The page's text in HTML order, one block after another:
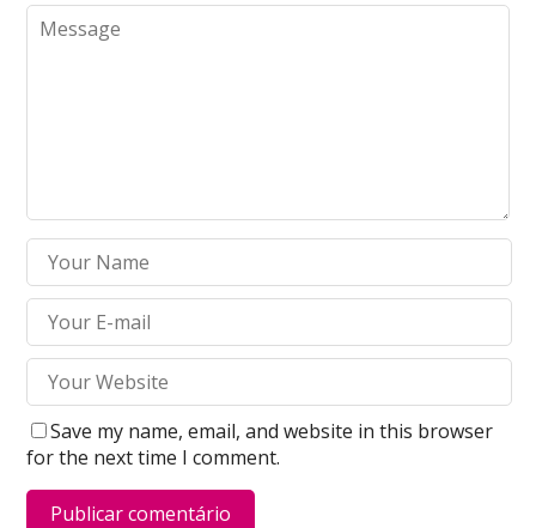
Save my name, email, and website in this browser
for the next time I comment.